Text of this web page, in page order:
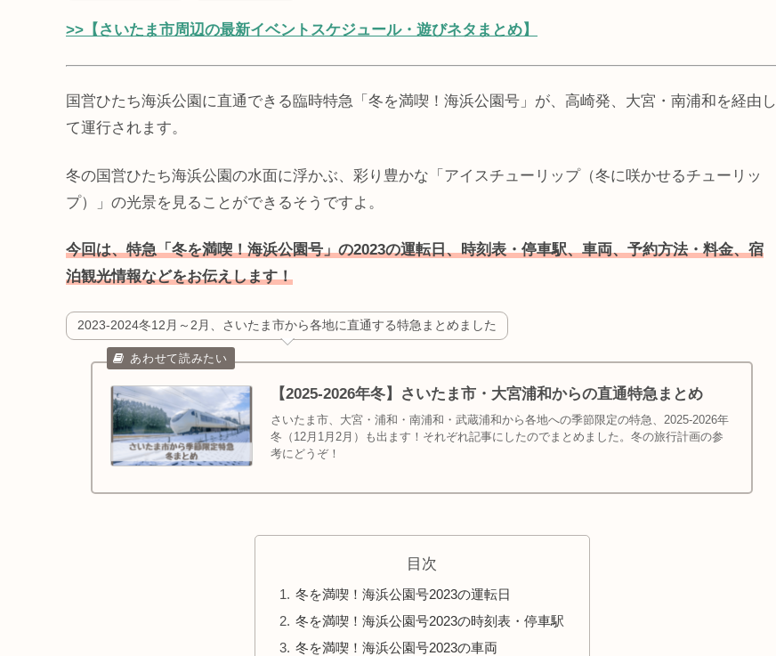
>>【さいたま市周辺の最新イベントスケジュール・遊びネタまとめ】
国営ひたち海浜公園に直通できる臨時特急「冬を満喫！海浜公園号」が、高崎発、大宮・南浦和を経由し
て運行されます。
冬の国営ひたち海浜公園の水面に浮かぶ、彩り豊かな「アイスチューリップ（冬に咲かせるチューリッ
プ）」の光景を見ることができるそうですよ。
今回は、特急「冬を満喫！海浜公園号」の2023の運転日、時刻表・停車駅、車両、予約方法・料金、宿
泊観光情報などをお伝えします！
2023-2024冬12月～2月、さいたま市から各地に直通する特急まとめました
【2025-2026年冬】さいたま市・大宮浦和からの直通特急まとめ
さいたま市、大宮・浦和・南浦和・武蔵浦和から各地への季節限定の特急、2025-2026年
冬（12月1月2月）も出ます！それぞれ記事にしたのでまとめました。冬の旅行計画の参
考にどうぞ！
目次
冬を満喫！海浜公園号2023の運転日
冬を満喫！海浜公園号2023の時刻表・停車駅
冬を満喫！海浜公園号2023の車両